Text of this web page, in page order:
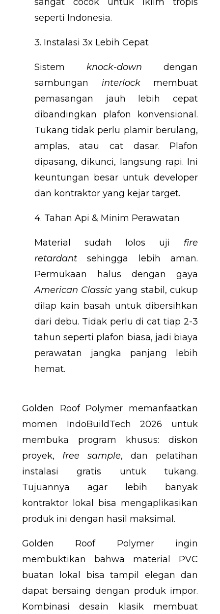
seperti Indonesia.
3. Instalasi 3x Lebih Cepat
Sistem knock-down dengan
sambungan interlock membuat
pemasangan jauh lebih cepat
dibandingkan plafon konvensional.
Tukang tidak perlu plamir berulang,
amplas, atau cat dasar. Plafon
dipasang, dikunci, langsung rapi. Ini
keuntungan besar untuk developer
dan kontraktor yang kejar target.
4. Tahan Api & Minim Perawatan
Material sudah lolos uji fire
retardantsehingga lebih aman.
Permukaan halus dengan gaya
American Classic yang stabil, cukup
dilap kain basah untuk dibersihkan
dari debu. Tidak perlu di cat tiap 2-3
tahun seperti plafon biasa, jadi biaya
perawatan jangka panjang lebih
hemat.
Golden Roof Polymer memanfaatkan
momen IndoBuildTech 2026 untuk
membuka program khusus: diskon
proyek, free sample, dan pelatihan
instalasi gratis untuk tukang.
Tujuannya agar lebih banyak
kontraktor lokal bisa mengaplikasikan
produk ini dengan hasil maksimal.
Golden Roof Polymer ingin
membuktikan bahwa material PVC
buatan lokal bisa tampil elegan dan
dapat bersaing dengan produk impor.
Kombinasi desain klasik membuat